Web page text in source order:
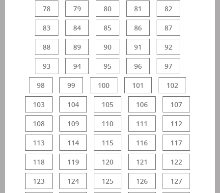
78 79 80 81 82
83 84 85 86 87
88 89 90 91 92
93 94 95 96 97
98 99 100 101 102
103 104 105 106 107
108 109 110 111 112
113 114 115 116 117
118 119 120 121 122
123 124 125 126 127